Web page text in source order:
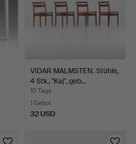
VIDAR MALMSTEN. Stühle,
4 Stk., "Kaj", geb…
10 Tage
1 Gebot
32 USD